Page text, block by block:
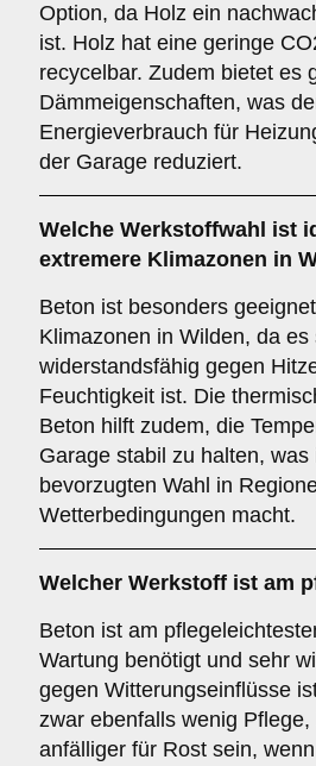
Option, da Holz ein
ist. Holz hat eine geringe
recycelbar. Zudem bietet es
Dämmeigenschaften, was
Energieverbrauch für
der Garage reduziert.
Welche Werkstoffwahl ist
extremere Klimazonen in
Beton ist besonders
Klimazonen in Wilden, da es
widerstandsfähig gegen
Feuchtigkeit ist. Die
Beton hilft zudem, die
Garage stabil zu halten, was
bevorzugten Wahl in
Wetterbedingungen macht.
Welcher Werkstoff ist am
Beton ist am
Wartung benötigt und sehr
gegen Witterungseinflüsse
zwar ebenfalls wenig Pflege,
anfälliger für Rost sein,